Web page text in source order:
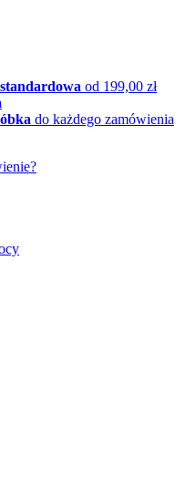
od 199,00 zł
do każdego zamówienia